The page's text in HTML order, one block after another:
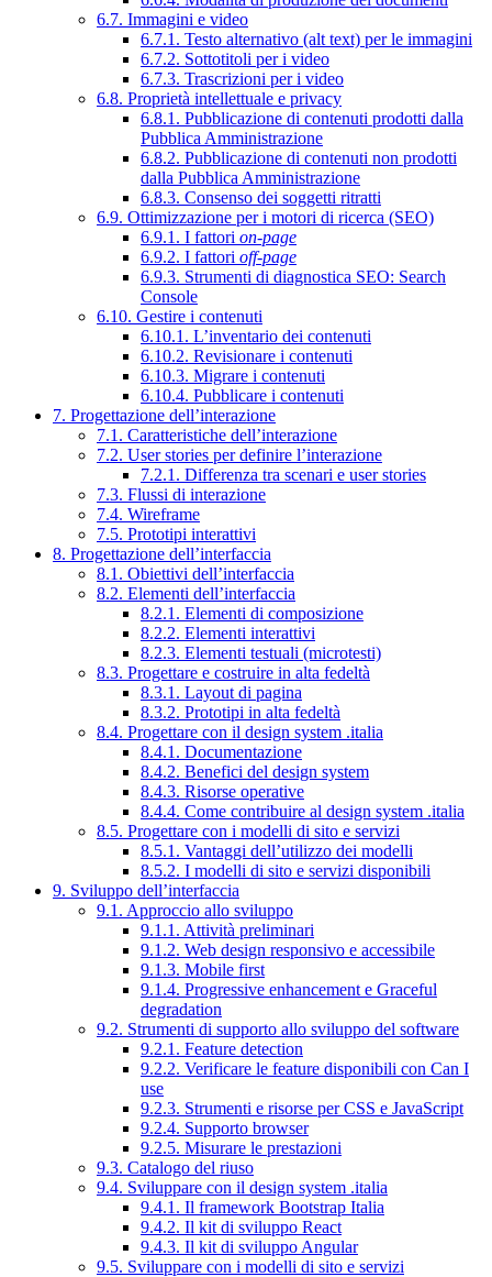
6.7. Immagini e video
6.7.1. Testo alternativo (alt text) per le immagini
6.7.2. Sottotitoli per i video
6.7.3. Trascrizioni per i video
6.8. Proprietà intellettuale e privacy
6.8.1. Pubblicazione di contenuti prodotti dalla
Pubblica Amministrazione
6.8.2. Pubblicazione di contenuti non prodotti
dalla Pubblica Amministrazione
6.8.3. Consenso dei soggetti ritratti
6.9. Ottimizzazione per i motori di ricerca (SEO)
6.9.1. I fattori on-page
6.9.2. I fattori off-page
6.9.3. Strumenti di diagnostica SEO: Search
Console
6.10. Gestire i contenuti
6.10.1. L’inventario dei contenuti
6.10.2. Revisionare i contenuti
6.10.3. Migrare i contenuti
6.10.4. Pubblicare i contenuti
7. Progettazione dell’interazione
7.1. Caratteristiche dell’interazione
7.2. User stories per definire l’interazione
7.2.1. Differenza tra scenari e user stories
7.3. Flussi di interazione
7.4. Wireframe
7.5. Prototipi interattivi
8. Progettazione dell’interfaccia
8.1. Obiettivi dell’interfaccia
8.2. Elementi dell’interfaccia
8.2.1. Elementi di composizione
8.2.2. Elementi interattivi
8.2.3. Elementi testuali (microtesti)
8.3. Progettare e costruire in alta fedeltà
8.3.1. Layout di pagina
8.3.2. Prototipi in alta fedeltà
8.4. Progettare con il design system .italia
8.4.1. Documentazione
8.4.2. Benefici del design system
8.4.3. Risorse operative
8.4.4. Come contribuire al design system .italia
8.5. Progettare con i modelli di sito e servizi
8.5.1. Vantaggi dell’utilizzo dei modelli
8.5.2. I modelli di sito e servizi disponibili
9. Sviluppo dell’interfaccia
9.1. Approccio allo sviluppo
9.1.1. Attività preliminari
9.1.2. Web design responsivo e accessibile
9.1.3. Mobile first
9.1.4. Progressive enhancement e Graceful
degradation
9.2. Strumenti di supporto allo sviluppo del software
9.2.1. Feature detection
9.2.2. Verificare le feature disponibili con Can I
use
9.2.3. Strumenti e risorse per CSS e JavaScript
9.2.4. Supporto browser
9.2.5. Misurare le prestazioni
9.3. Catalogo del riuso
9.4. Sviluppare con il design system .italia
9.4.1. Il framework Bootstrap Italia
9.4.2. Il kit di sviluppo React
9.4.3. Il kit di sviluppo Angular
9.5. Sviluppare con i modelli di sito e servizi